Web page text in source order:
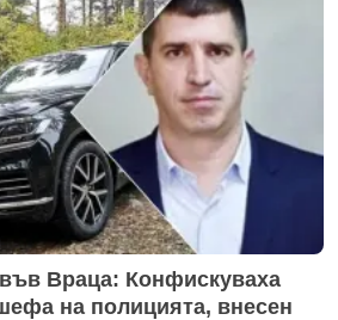
Враца: Конфискуваха
на полицията, внесен